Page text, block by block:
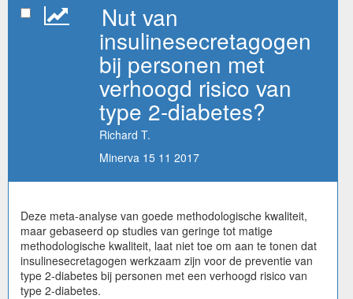
Nut van
insulinesecretagogen
bij personen met
verhoogd risico van
type 2-diabetes?
Richard T.
Minerva 15 11 2017
Deze meta-analyse van goede methodologische kwaliteit,
maar gebaseerd op studies van geringe tot matige
methodologische kwaliteit, laat niet toe om aan te tonen dat
insulinesecretagogen werkzaam zijn voor de preventie van
type 2-diabetes bij personen met een verhoogd risico van
type 2-diabetes.